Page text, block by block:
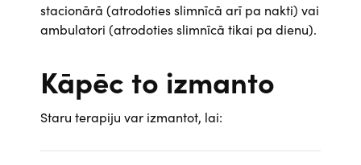
stacionārā (atrodoties slimnīcā arī pa nakti) vai
ambulatori (atrodoties slimnīcā tikai pa dienu).
Kāpēc to izmanto
Staru terapiju var izmantot, lai: